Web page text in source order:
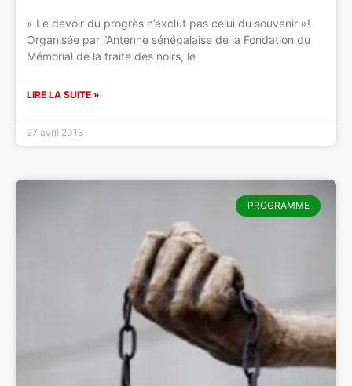
« Le devoir du progrès n’exclut pas celui du souvenir »!
Organisée par l’Antenne sénégalaise de la Fondation du
Mémorial de la traite des noirs, le
LIRE LA SUITE »
27 avril 2013
PROGRAMME